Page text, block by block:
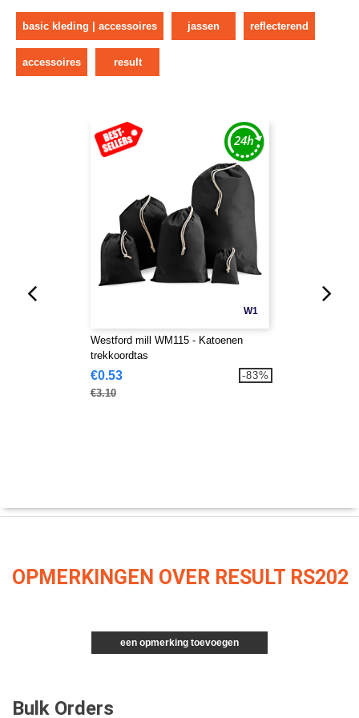
basic kleding | accessoires jassen reflecterend
accessoires result
W1
Westford mill WM115 - Katoenen
trekkoordtas
€0.53
€3.10
-83%
OPMERKINGEN OVER RESULT RS202
een opmerking toevoegen
Bulk Orders